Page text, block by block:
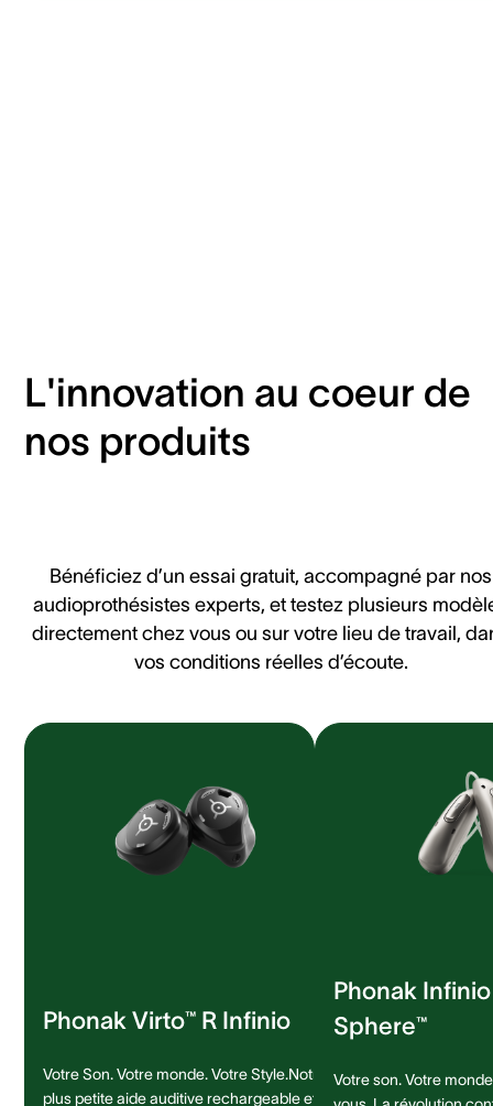
L'innovation au coeur de
nos produits
Bénéficiez d’un essai gratuit, accompagné par nos
audioprothésistes experts, et testez plusieurs
directement chez vous ou sur votre lieu de travail,
vos conditions réelles d’écoute.
Phonak Virto™ R Infinio
Votre Son. Votre monde. Votre Style.Notre
plus petite aide auditive rechargeable et
Phonak Infinio
Sphere™
Votre son. Votre